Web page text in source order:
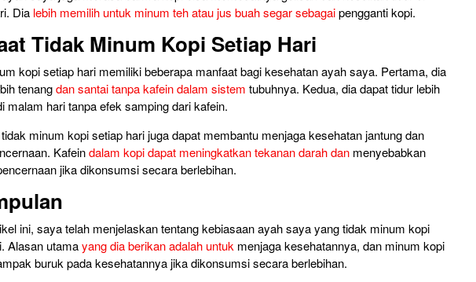
Dia lebih memilih untuk minum teh atau jus buah segar sebagaipengganti kopi.
Tidak Minum Kopi Setiap Hari
kopi setiap hari memiliki beberapa manfaat bagi kesehatan ayah saya. Pertama, dia
tenangdan santai tanpa kafein dalam sistem tubuhnya. Kedua, dia dapat tidur lebih
malam hari tanpa efek samping dari kafein.
minum kopi setiap hari juga dapat membantu menjaga kesehatan jantung dan
Kafeindalam kopi dapat meningkatkan tekanan darah dan menyebabkan
jika dikonsumsi secara berlebihan.
ini, saya telah menjelaskan tentang kebiasaan ayah saya yang tidak minum kopi
Alasan utamayang dia berikan adalah untuk menjaga kesehatannya, dan minum kopi
buruk pada kesehatannya jika dikonsumsi secara berlebihan.